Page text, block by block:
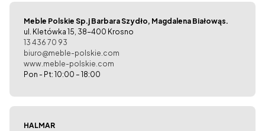
Meble Polskie Sp.j Barbara Szydło, Magdalena Białowąs.
ul. Kletówka 15, 38-400 Krosno
13 436 70 93
biuro@meble-polskie.com
www.meble-polskie.com
Pon - Pt: 10:00 – 18:00
HALMAR